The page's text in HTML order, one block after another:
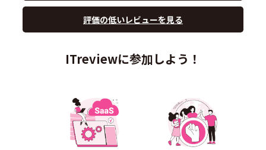
評価の低いレビューを見る
ITreviewに参加しよう！